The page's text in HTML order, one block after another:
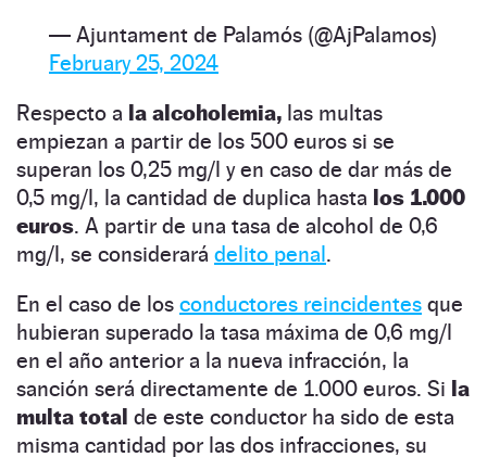
— Ajuntament de Palamós (@AjPalamos)
February 25, 2024
Respecto a la alcoholemia, las multas
empiezan a partir de los 500 euros si se
superan los 0,25 mg/l y en caso de dar más de
0,5 mg/l, la cantidad de duplica hasta los 1.000
euros. A partir de una tasa de alcohol de 0,6
mg/l, se considerará delito penal.
En el caso de los conductores reincidentes que
hubieran superado la tasa máxima de 0,6 mg/l
en el año anterior a la nueva infracción, la
sanción será directamente de 1.000 euros. Si la
multa total de este conductor ha sido de esta
misma cantidad por las dos infracciones, su